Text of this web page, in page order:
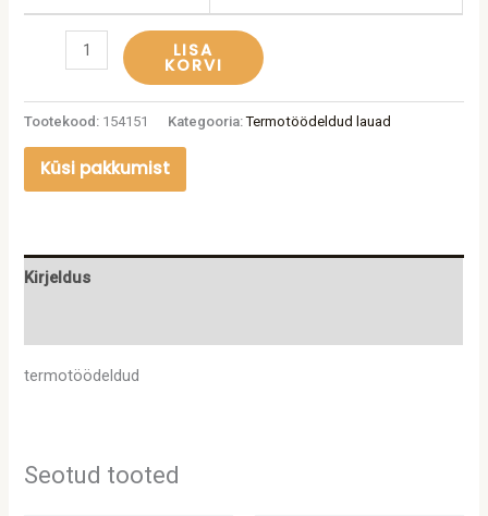
LISA
KORVI
Tootekood: 154151 Kategooria:Termotöödeldud lauad
Küsi pakkumist
Kirjeldus
termotöödeldud
Seotud tooted